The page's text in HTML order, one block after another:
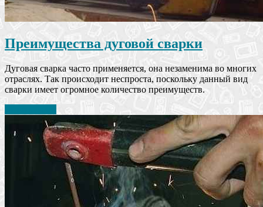
Преимущества дуговой сварки
Дуговая сварка часто применяется, она незаменима во многих
отраслях. Так происходит неспроста, поскольку данный вид
сварки имеет огромное количество преимуществ.